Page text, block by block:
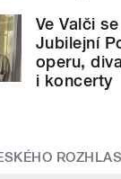
Ve Valči
Jubilejní
operu,
i koncerty